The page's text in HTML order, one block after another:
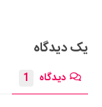
یک دیدگاه
دیدگاه 1